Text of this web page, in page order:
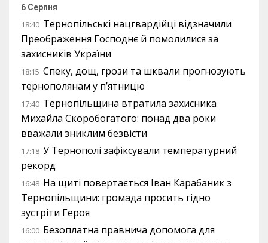
6 Серпня
18:40 Тернопільські нацгвардійці відзначили
Преображення Господнє й помолилися за
захисників України
18:15 Спеку, дощ, грози та шквали прогнозують
тернополянам у п’ятницю
17:40 Тернопільщина втратила захисника
Михайла Скоробогатого: понад два роки
вважали зниклим безвісти
17:18 У Тернополі зафіксували температурний
рекорд
16:48 На щиті повертається Іван Карабаник з
Тернопільщини: громада просить гідно
зустріти Героя
16:00 Безоплатна правнича допомога для